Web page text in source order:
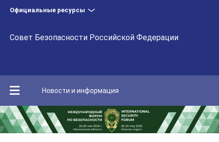
Официальные ресурсы
Совет Безопасности Российской Федерации
Новости и информация